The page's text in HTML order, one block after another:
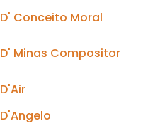
D' Conceito Moral
D' Minas Compositor
D'Air
D'Angelo